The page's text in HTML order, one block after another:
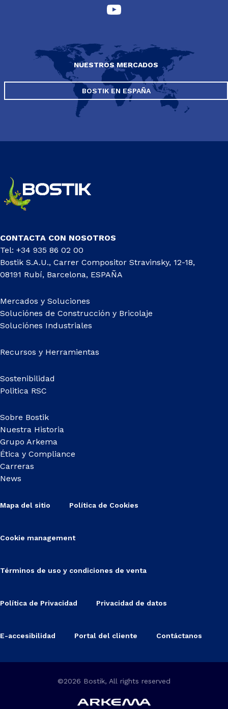
NUESTROS MERCADOS
BOSTIK EN ESPAÑA
CONTACTA CON NOSOTROS
Tel: +34 935 86 02 00
Bostik S.A.U., Carrer Compositor Stravinsky, 12-18,
08191 Rubí, Barcelona, ESPAÑA
Mercados y Soluciones
Soluciónes de Construcción y Bricolaje
Soluciónes Industriales
Recursos y Herramientas
Sostenibilidad
Politica RSC
Sobre Bostik
Nuestra Historia
Grupo Arkema
Ética y Compliance
Carreras
News
Mapa del sitio Política de Cookies
Cookie management
Términos de uso y condiciones de venta
Política de Privacidad Privacidad de datos
E-accesibilidad Portal del cliente Contáctanos
©2026 Bostik, All rights reserved